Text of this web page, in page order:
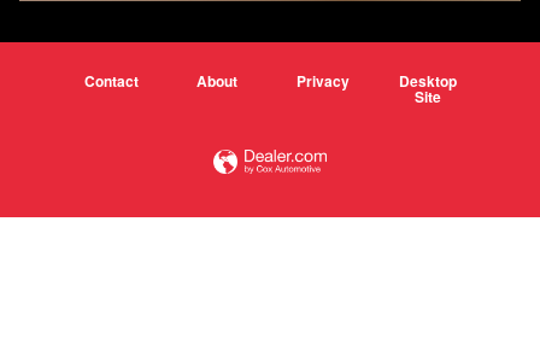
Contact About Privacy Desktop
Site